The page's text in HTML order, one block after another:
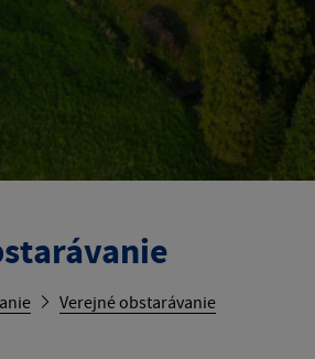
Verejné obstarávanie